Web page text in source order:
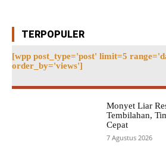
TERPOPULER
[wpp post_type='post' limit=5
order_by='views']
Monyet Liar
Tembilahan,
Cepat
7 Agustus 2026